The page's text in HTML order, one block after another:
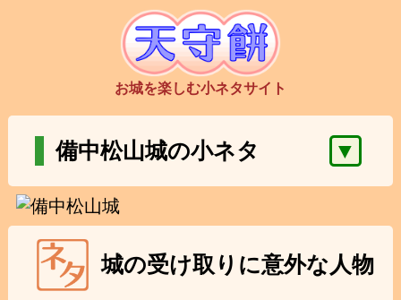
お城を楽しむ小ネタサイト
備中松山城の小ネタ ▼
城の受け取りに意外な人物